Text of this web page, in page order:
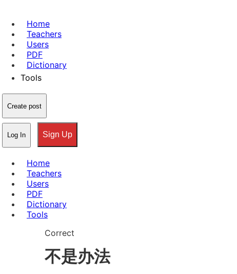
Home
Teachers
Users
PDF
Dictionary
Tools
Create post
Log In Sign Up
Home
Teachers
Users
PDF
Dictionary
Tools
Correct
不是办法